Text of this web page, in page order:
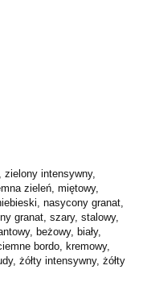
zielony intensywny,
zieleń, miętowy,
nasycony granat,
granat, szary, stalowy,
beżowy, biały,
bordo, kremowy,
żółty intensywny, żółty